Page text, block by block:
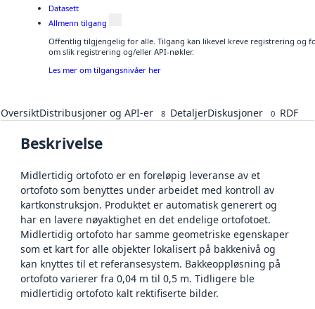
Datasett
Allmenn tilgang
Offentlig tilgjengelig for alle. Tilgang kan likevel kreve registrering og
om slik registrering og/eller API-nøkler.
Les mer om tilgangsnivåer her
OversiktDistribusjoner og API-er 8 DetaljerDiskusjoner 0 RDF
Beskrivelse
Midlertidig ortofoto er en foreløpig leveranse av et
ortofoto som benyttes under arbeidet med kontroll av
kartkonstruksjon. Produktet er automatisk generert og
har en lavere nøyaktighet en det endelige ortofotoet.
Midlertidig ortofoto har samme geometriske egenskaper
som et kart for alle objekter lokalisert på bakkenivå og
kan knyttes til et referansesystem. Bakkeoppløsning på
ortofoto varierer fra 0,04 m til 0,5 m. Tidligere ble
midlertidig ortofoto kalt rektifiserte bilder.